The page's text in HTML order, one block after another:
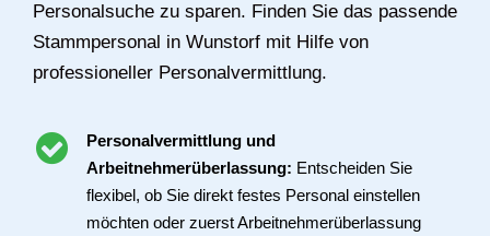
Personalsuche zu sparen. Finden Sie das passende
Stammpersonal in Wunstorf mit Hilfe von
professioneller Personalvermittlung.
Personalvermittlung und
Arbeitnehmerüberlassung: Entscheiden Sie
flexibel, ob Sie direkt festes Personal einstellen
möchten oder zuerst Arbeitnehmerüberlassung